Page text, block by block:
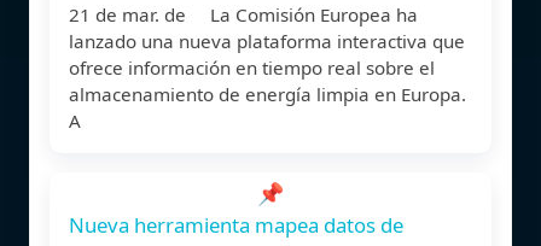
21 de mar. de La Comisión Europea ha
lanzado una nueva plataforma interactiva que
ofrece información en tiempo real sobre el
almacenamiento de energía limpia en Europa.
A
📌
Nueva herramienta mapea datos de